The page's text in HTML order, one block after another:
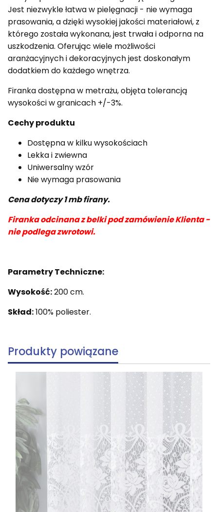
Jest niezwykle łatwa w pielęgnacji - nie wymaga
prasowania, a dzięki wysokiej jakości materiałowi, z
którego została wykonana, jest trwała i odporna na
uszkodzenia. Oferując wiele możliwości
aranżacyjnych i dekoracyjnych jest doskonałym
dodatkiem do każdego wnętrza.
Firanka dostępna w metrażu, objęta tolerancją
wysokości w granicach +/-3%.
Cechy produktu
Dostępna w kilku wysokościach
Lekka i zwiewna
Uniwersalny wzór
Nie wymaga prasowania
Cena dotyczy 1 mb firany.
Firanka odcinana z belki pod zamówienie Klienta -
nie podlega zwrotowi.
Parametry Techniczne:
Wysokość:200 cm.
Skład:100% poliester.
Produkty powiązane